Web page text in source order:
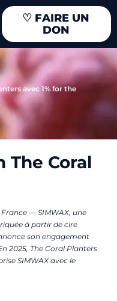
♡ FAIRE UN
DON
avec 1% for the
The Coral
France — SIMWAX, une
à partir de cire
son engagement
2025, The Coral Planters
SIMWAX avec le